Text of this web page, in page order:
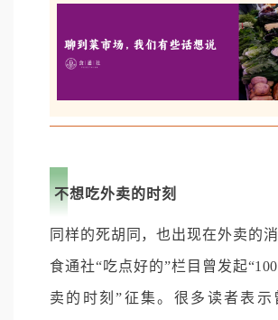
不想吃外卖的时刻
同样的死胡同，也出现在外卖的消
食通社“吃点好的”栏目曾发起
卖的时刻”征集。很多读者表示